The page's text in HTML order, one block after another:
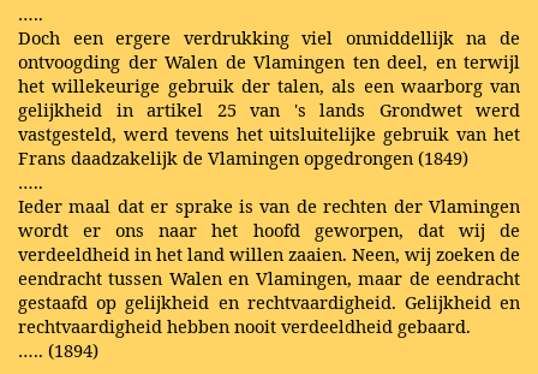
…..
Doch een ergere verdrukking viel onmiddellijk na de
ontvoogding der Walen de Vlamingen ten deel, en terwijl
het willekeurige gebruik der talen, als een waarborg van
gelijkheid in artikel 25 van 's lands Grondwet werd
vastgesteld, werd tevens het uitsluitelijke gebruik van het
Frans daadzakelijk de Vlamingen opgedrongen (1849)
…..
Ieder maal dat er sprake is van de rechten der Vlamingen
wordt er ons naar het hoofd geworpen, dat wij de
verdeeldheid in het land willen zaaien. Neen, wij zoeken de
eendracht tussen Walen en Vlamingen, maar de eendracht
gestaafd op gelijkheid en rechtvaardigheid. Gelijkheid en
rechtvaardigheid hebben nooit verdeeldheid gebaard.
….. (1894)